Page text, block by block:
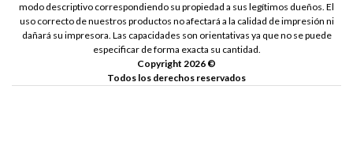
modo descriptivo correspondiendo su propiedad a sus legítimos dueños. El
uso correcto de nuestros productos no afectará a la calidad de impresión ni
dañará su impresora. Las capacidades son orientativas ya que no se puede
especificar de forma exacta su cantidad.
Copyright 2026 ©
Todos los derechos reservados